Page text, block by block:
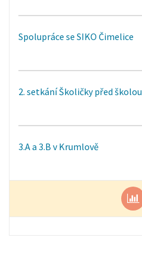
Spolupráce se SIKO Čimelice
2. setkání Školičky před školou
3.A a 3.B v Krumlově